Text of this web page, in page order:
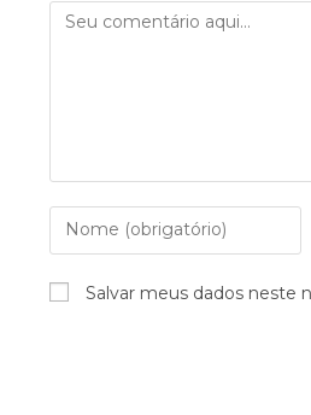
Salvar meus dados neste